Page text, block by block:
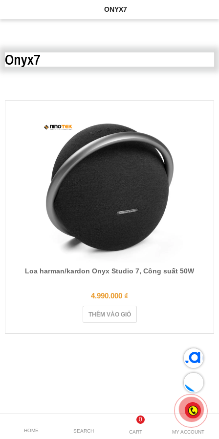
ONYX7
Onyx7
Loa harman/kardon Onyx Studio 7, Công suất 50W
4.990.000 ₫
THÊM VÀO GIỎ
HOME SEARCH
0
CART MY ACCOUNT